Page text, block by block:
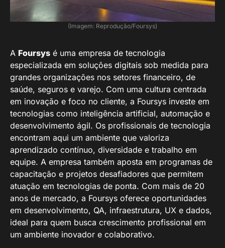
(Imagem: Reprodução/Foursys)
A Foursys é uma empresa de tecnologia
especializada em soluções digitais sob medida para
grandes organizações nos setores financeiro, de
saúde, seguros e varejo. Com uma cultura centrada
em inovação e foco no cliente, a Foursys investe em
tecnologias como inteligência artificial, automação e
desenvolvimento ágil. Os profissionais de tecnologia
encontram aqui um ambiente que valoriza
aprendizado contínuo, diversidade e trabalho em
equipe. A empresa também aposta em programas de
capacitação e projetos desafiadores que permitem
atuação em tecnologias de ponta. Com mais de 20
anos de mercado, a Foursys oferece oportunidades
em desenvolvimento, QA, infraestrutura, UX e dados,
ideal para quem busca crescimento profissional em
um ambiente inovador e colaborativo.